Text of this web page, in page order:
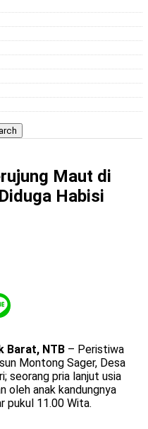
Maut di
Habisi
Barat, NTB – Peristiwa
Montong Sager, Desa
seorang pria lanjut usia
oleh anak kandungnya
pukul 11.00 Wita.